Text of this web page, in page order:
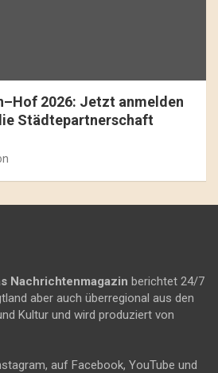
2026: Jetzt anmelden
Städtepartnerschaft
Nachrichtenmagazin berichtet 24/7
aber auch überregional aus den
Kultur und wird produziert von
auf Facebook, YouTube und